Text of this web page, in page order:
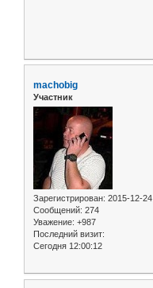
machobig
Участник
Зарегистрирован: 2015-12-24
Сообщений: 274
Уважение: +987
Последний визит:
Сегодня 12:00:12